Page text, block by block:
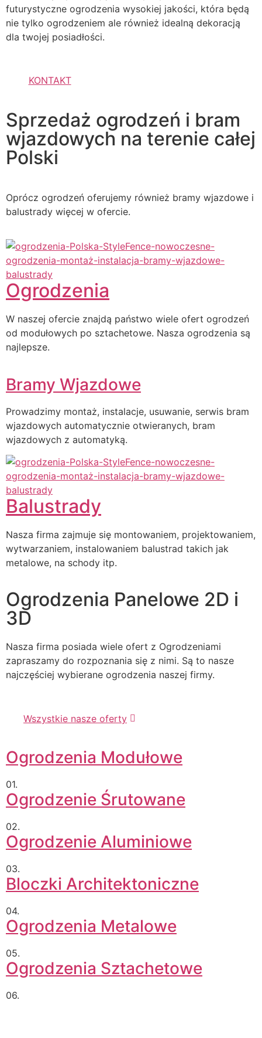
futurystyczne ogrodzenia wysokiej jakości, która będą
nie tylko ogrodzeniem ale również idealną dekoracją
dla twojej posiadłości.
KONTAKT
Sprzedaż ogrodzeń i bram
wjazdowych na terenie całej
Polski
Oprócz ogrodzeń oferujemy również bramy wjazdowe i
balustrady więcej w ofercie.
Ogrodzenia
W naszej ofercie znajdą państwo wiele ofert ogrodzeń
od modułowych po sztachetowe. Nasza ogrodzenia są
najlepsze.
Bramy Wjazdowe
Prowadzimy montaż, instalacje, usuwanie, serwis bram
wjazdowych automatycznie otwieranych, bram
wjazdowych z automatyką.
Balustrady
Nasza firma zajmuje się montowaniem, projektowaniem,
wytwarzaniem, instalowaniem balustrad takich jak
metalowe, na schody itp.
Ogrodzenia Panelowe 2D i
3D
Nasza firma posiada wiele ofert z Ogrodzeniami
zapraszamy do rozpoznania się z nimi. Są to nasze
najczęściej wybierane ogrodzenia naszej firmy.
Wszystkie nasze oferty
Ogrodzenia Modułowe
01.
Ogrodzenie Śrutowane
02.
Ogrodzenie Aluminiowe
03.
Bloczki Architektoniczne
04.
Ogrodzenia Metalowe
05.
Ogrodzenia Sztachetowe
06.